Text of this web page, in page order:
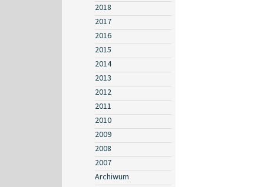
2018
2017
2016
2015
2014
2013
2012
2011
2010
2009
2008
2007
Archiwum